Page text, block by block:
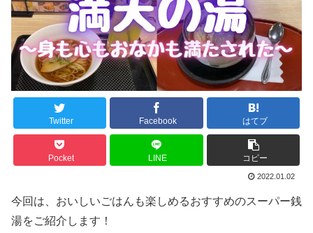
Twitter Facebook はてブ
Pocket LINE コピー
2022.01.02
今回は、おいしいごはんも楽しめるおすすめのスーパー銭
湯をご紹介します！